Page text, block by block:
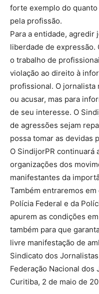
forte exemplo do
pela profissão.
Para a entidade, agredir
liberdade de expressão.
o trabalho de
violação ao direito à
profissional. O jornalista
ou acusar, mas para
de seu interesse. O
de agressões sejam
possa tomar as devidas
O SindijorPR continuará
organizações dos
manifestantes da
Também entraremos
Polícia Federal e da
apurem as condições
também para que
livre manifestação de
Sindicato dos
Federação Nacional dos
Curitiba, 2 de maio de